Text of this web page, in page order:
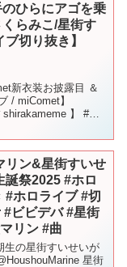
ひらにアゴを乗
らみこ/星街す
切り抜き】
新衣装お披露目 ＆
/ miComet】
shirakameme 】 #
リン&星街すいせ
誕祭2025 #ホロ
#ホロライブ #切
ビビデバ #星街
リン #曲
生の星街すいせいが
星街